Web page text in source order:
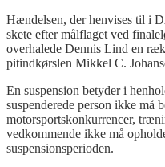
Hændelsen, der henvises til i
skete efter målflaget ved
overhalede Dennis Lind en
pitindkørslen Mikkel C.
En suspension betyder i
suspenderede person ikke må
motorsportskonkurrencer,
vedkommende ikke må
suspensionsperioden.